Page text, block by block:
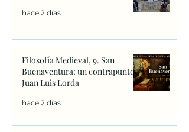
hace 2 días
Filosofía Medieval, 9. San
Buenaventura: un contrapunto.
Juan Luis Lorda
hace 2 días